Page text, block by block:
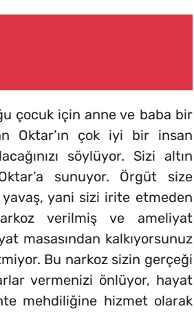
çocuk için anne ve baba bir
Oktar’ın çok iyi bir insan
söylüyor. Sizi altın
sunuyor. Örgüt size
yavaş, yani sizi irite etmeden
verilmiş ve ameliyat
masasından kalkıyorsunuz
Bu narkoz sizin gerçeği
vermenizi önlüyor, hayat
mehdiliğine hizmet olarak